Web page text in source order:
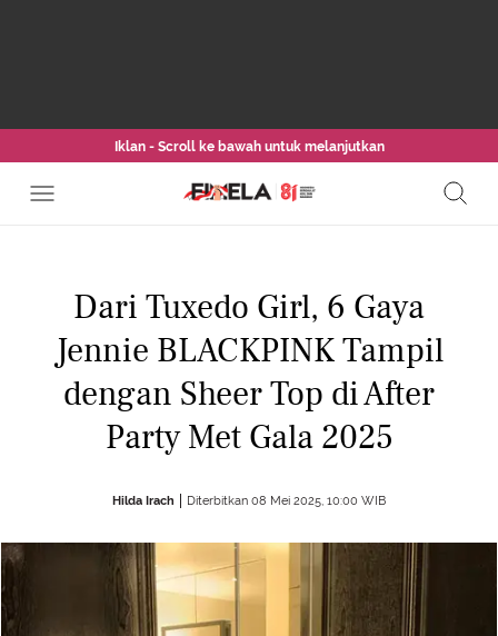
Iklan - Scroll ke bawah untuk melanjutkan
Dari Tuxedo Girl, 6 Gaya
Jennie BLACKPINK Tampil
dengan Sheer Top di After
Party Met Gala 2025
Hilda Irach Diterbitkan 08 Mei 2025, 10:00 WIB